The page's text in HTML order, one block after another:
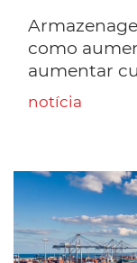
como
aumentar
notícia